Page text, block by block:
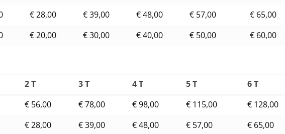
€ 28,00 € 39,00 € 48,00 € 57,00 € 65,00
€ 20,00 € 30,00 € 40,00 € 50,00 € 60,00
2 T 3 T 4 T 5 T 6 T
€ 56,00 € 78,00 € 98,00 € 115,00 € 128,00
€ 28,00 € 39,00 € 48,00 € 57,00 € 65,00